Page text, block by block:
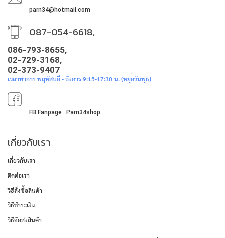
parn34@hotmail.com
087-054-6618,
086-793-8655,
02-729-3168,
02-373-9407
เวลาทำการ พฤหัสบดี - อังคาร 9:15-17:30 น. (หยุดวันพุธ)
FB Fanpage : Parn34shop
เกี่ยวกับเรา
เกี่ยวกับเรา
ติดต่อเรา
วิธีสั่งซื้อสินค้า
วิธีชำระเงิน
วิธีจัดส่งสินค้า